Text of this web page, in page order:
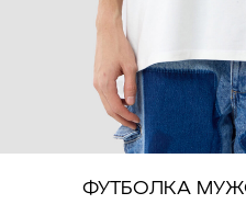
ФУТБОЛКА